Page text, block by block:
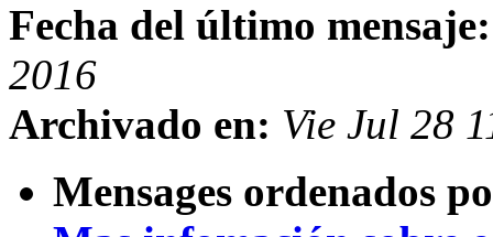
Fecha del último mensaje:
2016
Archivado en: Vie Jul 28
Mensages ordenados